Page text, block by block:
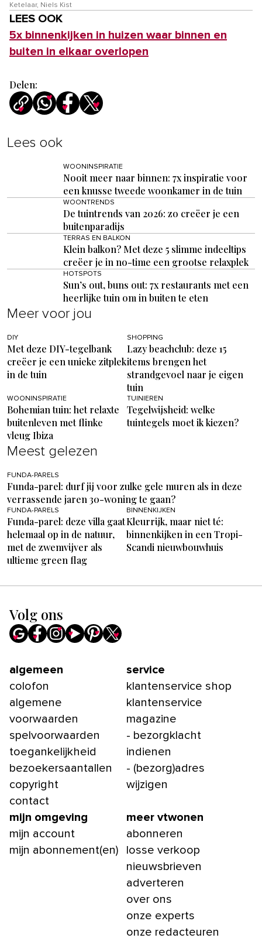
Ketelaar, Niels Kist
LEES OOK
5x binnenkijken in huizen waar binnen en
buiten in elkaar overlopen
Delen:
Lees ook
WOONINSPIRATIE
Nooit meer naar binnen: 7x inspiratie voor
een knusse tweede woonkamer in de tuin
WOONTRENDS
De tuintrends van 2026: zo creëer je een
buitenparadijs
TERRAS EN BALKON
Klein balkon? Met deze 5 slimme indeeltips
creëer je in no-time een grootse relaxplek
HOTSPOTS
Sun’s out, buns out: 7x restaurants met een
heerlijke tuin om in buiten te eten
Meer voor jou
DIY
Met deze DIY-tegelbank
creëer je een unieke zitplek
in de tuin
SHOPPING
Lazy beachclub: deze 15
items brengen het
strandgevoel naar je eigen
tuin
WOONINSPIRATIE
Bohemian tuin: het relaxte
buitenleven met flinke
vleug Ibiza
TUINIEREN
Tegelwijsheid: welke
tuintegels moet ik kiezen?
Meest gelezen
FUNDA-PARELS
Funda-parel: durf jij voor zulke gele muren als in deze
verrassende jaren 30-woning te gaan?
FUNDA-PARELS
Funda-parel: deze villa gaat
helemaal op in de natuur,
met de zwemvijver als
ultieme green flag
BINNENKIJKEN
Kleurrijk, maar niet té:
binnenkijken in een Tropi-
Scandi nieuwbouwhuis
Volg ons
algemeen
colofon
algemene
voorwaarden
spelvoorwaarden
toegankelijkheid
bezoekersaantallen
copyright
contact
service
klantenservice shop
klantenservice
magazine
- bezorgklacht
indienen
- (bezorg)adres
wijzigen
mijn omgeving
mijn account
mijn abonnement(en)
meer vtwonen
abonneren
losse verkoop
nieuwsbrieven
adverteren
over ons
onze experts
onze redacteuren